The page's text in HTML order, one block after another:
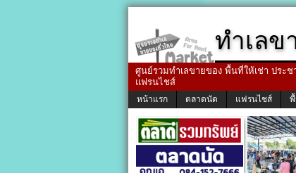
ทำเลข
ศูนย์รวมทำเลขายของ พื้นที่ให้เช่า ประ
แฟรนไชส์
หน้าแรก ตลาดนัด แฟรนไชส์ พื้